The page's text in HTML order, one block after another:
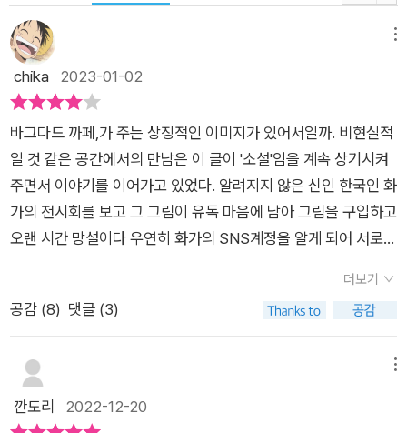
chika 2023-01-02
바그다드 까페,가 주는 상징적인 이미지가 있어서일까. 비현실적
일 것 같은 공간에서의 만남은 이 글이 '소설'임을 계속 상기시켜
주면서 이야기를 이어가고 있었다. 알려지지 않은 신인 한국인 화
가의 전시회를 보고 그 그림이 유독 마음에 남아 그림을 구입하고
오랜 시간 망설이다 우연히 화가의 SNS계정을 알게 되어 서로
을 보여주고 있다,고 말할 수 있는 줄거리지만 사실 두 연인의 운
명같은 사랑 이야기가 중심 주제는 아니라는 생각이 든다. 서로의
을 하는 의사와의 사랑이야기라니 너무 비현실적인 낭만이 아닌
가 싶겠지만 그 안에 담겨있는 내용은 비현실같지만 모두가 현실
인 이야기라는 것이 이 소설의 아이러니같다.두사람이 주고받는
더보기
공감 (8) 댓글 (3)
깐도리 2022-12-20